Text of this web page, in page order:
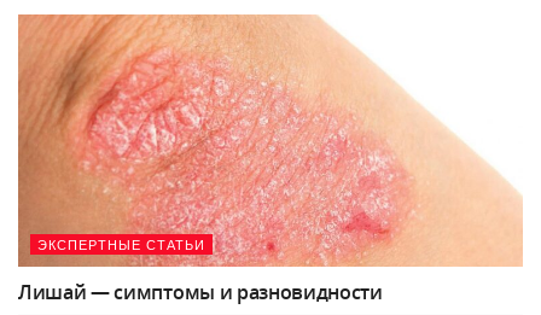
ЭКСПЕРТНЫЕ СТАТЬИ
Лишай — симптомы и разновидности